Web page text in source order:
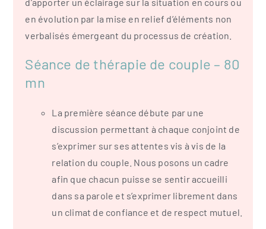
en évolution par la mise en relief d’éléments non
verbalisés émergeant du processus de création.
Séance de thérapie de couple – 80
mn
La première séance débute par une
discussion permettant à chaque conjoint de
s’exprimer sur ses attentes vis à vis de la
relation du couple. Nous posons un cadre
afin que chacun puisse se sentir accueilli
dans sa parole et s’exprimer librement dans
un climat de confiance et de respect mutuel.